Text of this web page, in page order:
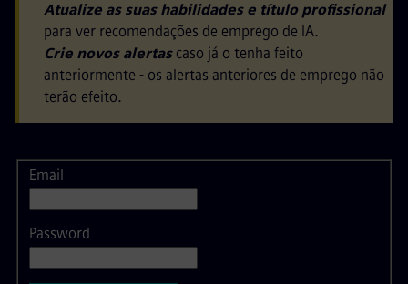
Atualize as suas habilidades e título profissional
para ver recomendações de emprego de IA.
Crie novos alertascaso já o tenha feito
anteriormente - os alertas anteriores de emprego não
terão efeito.
Login
Email
Password